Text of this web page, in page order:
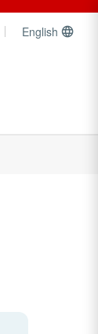
English